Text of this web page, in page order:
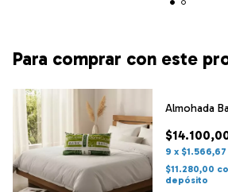
Para comprar con este
Almohada
9 x $1.566,67
$11.280,00
depósito